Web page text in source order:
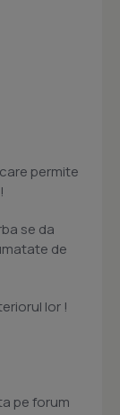
permite
se da
de
lor !
pe forum